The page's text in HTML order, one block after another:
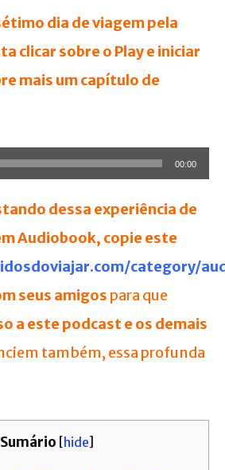
dia de viagem pela
clicar sobre o Play e iniciar
mais um capítulo de
00:00
dessa experiência de
Audiobook, copie este
category/
seus amigos para que
a este podcast e os demais
também, essa profunda
Sumário [hide]